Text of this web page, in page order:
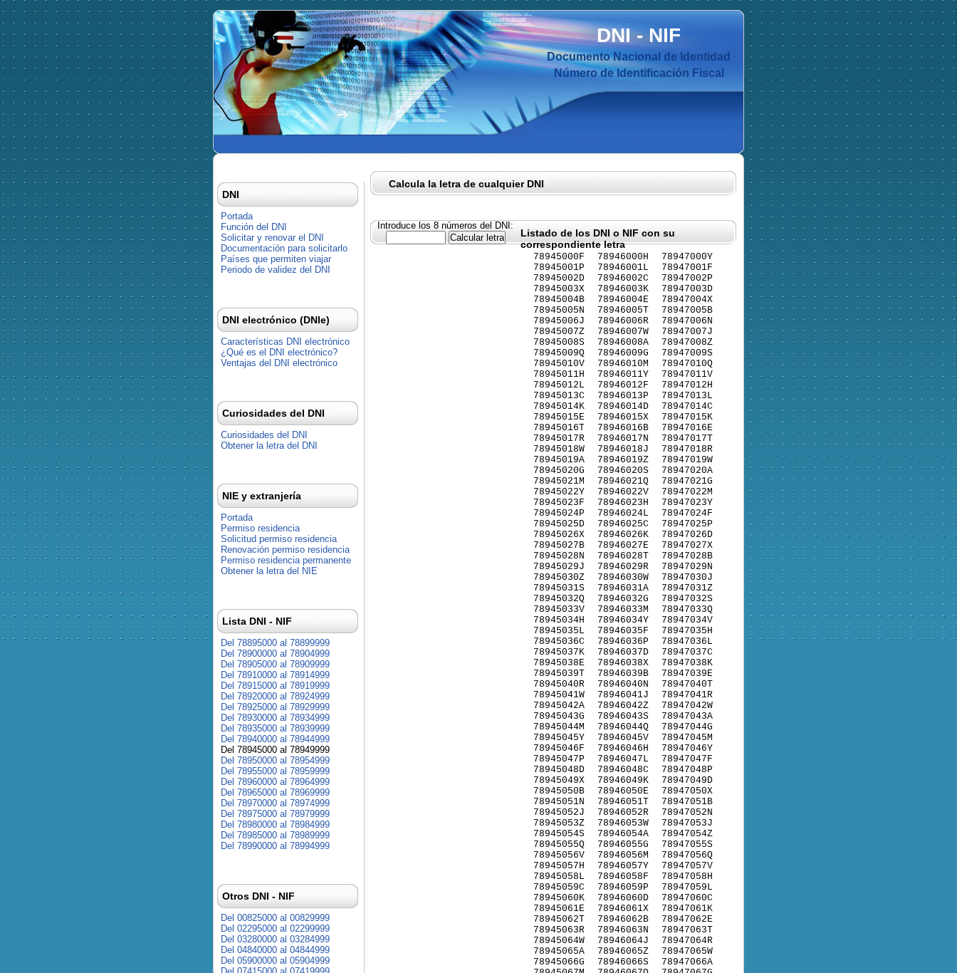
DNI-NIF
Documento Nacional de Identidad
Número de Identificación Fiscal
Calcula la letra de cualquier DNI
Introduce los 8 números del DNI:
Listado de los DNI o NIF con su
correspondiente letra
78945000F
78945001P
78945002D
78945003X
78945004B
78945005N
78945006J
78945007Z
78945008S
78945009Q
78945010V
78945011H
78945012L
78945013C
78945014K
78945015E
78945016T
78945017R
78945018W
78945019A
78945020G
78945021M
78945022Y
78945023F
78945024P
78945025D
78945026X
78945027B
78945028N
78945029J
78945030Z
78945031S
78945032Q
78945033V
78945034H
78945035L
78945036C
78945037K
78945038E
78945039T
78945040R
78945041W
78945042A
78945043G
78945044M
78945045Y
78945046F
78945047P
78945048D
78945049X
78945050B
78945051N
78945052J
78945053Z
78945054S
78945055Q
78945056V
78945057H
78945058L
78945059C
78945060K
78945061E
78945062T
78945063R
78945064W
78945065A
78945066G
78946000H
78946001L
78946002C
78946003K
78946004E
78946005T
78946006R
78946007W
78946008A
78946009G
78946010M
78946011Y
78946012F
78946013P
78946014D
78946015X
78946016B
78946017N
78946018J
78946019Z
78946020S
78946021Q
78946022V
78946023H
78946024L
78946025C
78946026K
78946027E
78946028T
78946029R
78946030W
78946031A
78946032G
78946033M
78946034Y
78946035F
78946036P
78946037D
78946038X
78946039B
78946040N
78946041J
78946042Z
78946043S
78946044Q
78946045V
78946046H
78946047L
78946048C
78946049K
78946050E
78946051T
78946052R
78946053W
78946054A
78946055G
78946056M
78946057Y
78946058F
78946059P
78946060D
78946061X
78946062B
78946063N
78946064J
78946065Z
78946066S
78947000Y
78947001F
78947002P
78947003D
78947004X
78947005B
78947006N
78947007J
78947008Z
78947009S
78947010Q
78947011V
78947012H
78947013L
78947014C
78947015K
78947016E
78947017T
78947018R
78947019W
78947020A
78947021G
78947022M
78947023Y
78947024F
78947025P
78947026D
78947027X
78947028B
78947029N
78947030J
78947031Z
78947032S
78947033Q
78947034V
78947035H
78947036L
78947037C
78947038K
78947039E
78947040T
78947041R
78947042W
78947043A
78947044G
78947045M
78947046Y
78947047F
78947048P
78947049D
78947050X
78947051B
78947052N
78947053J
78947054Z
78947055S
78947056Q
78947057V
78947058H
78947059L
78947060C
78947061K
78947062E
78947063T
78947064R
78947065W
78947066A
DNI
Portada
Función del DNI
Solicitar y renovar el DNI
Documentación para solicitarlo
Países que permiten viajar
Periodo de validez del DNI
DNI electrónico (DNIe)
Características DNI electrónico
¿Qué es el DNI electrónico?
Ventajas del DNI electrónico
Curiosidades del DNI
Curiosidades del DNI
Obtener la letra del DNI
NIE y extranjería
Portada
Permiso residencia
Solicitud permiso residencia
Renovación permiso residencia
Permiso residencia permanente
Obtener la letra del NIE
Lista DNI - NIF
Del 78895000 al 78899999
Del 78900000 al 78904999
Del 78905000 al 78909999
Del 78910000 al 78914999
Del 78915000 al 78919999
Del 78920000 al 78924999
Del 78925000 al 78929999
Del 78930000 al 78934999
Del 78935000 al 78939999
Del 78940000 al 78944999
Del 78945000 al 78949999
Del 78950000 al 78954999
Del 78955000 al 78959999
Del 78960000 al 78964999
Del 78965000 al 78969999
Del 78970000 al 78974999
Del 78975000 al 78979999
Del 78980000 al 78984999
Del 78985000 al 78989999
Del 78990000 al 78994999
Otros DNI - NIF
Del 00825000 al 00829999
Del 02295000 al 02299999
Del 03280000 al 03284999
Del 04840000 al 04844999
Del 05900000 al 05904999